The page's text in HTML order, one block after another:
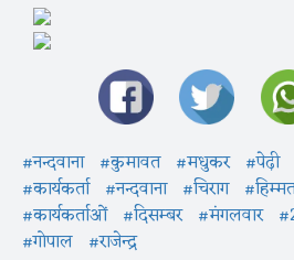
#नन्दवाना #कुमावत #मधुकर #पेढ़ी
#कार्यकर्ता #नन्दवाना #चिराग
#कार्यकर्ताओं #दिसम्बर #मंगलवार
#गोपाल #राजेन्द्र